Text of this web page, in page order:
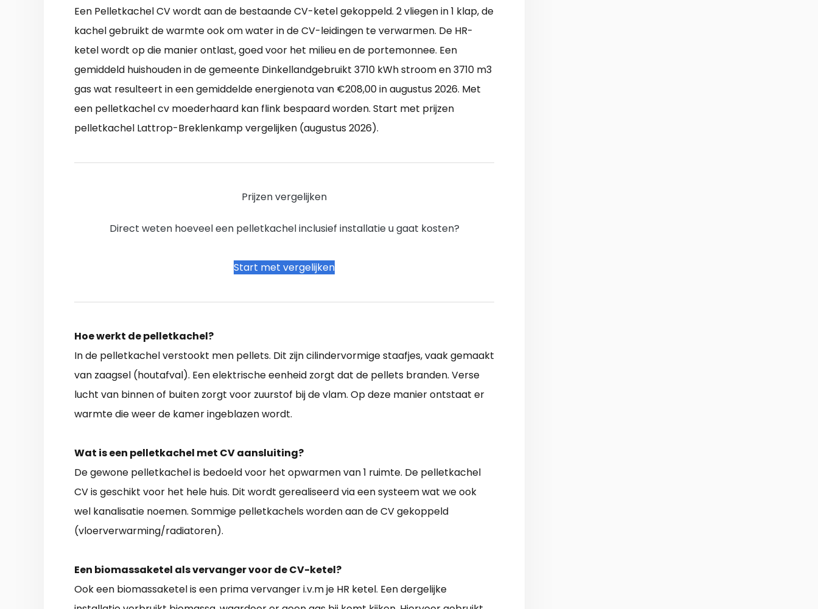
Een Pelletkachel CV wordt aan de bestaande CV-ketel gekoppeld. 2 vliegen in 1 klap, de
kachel gebruikt de warmte ook om water in de CV-leidingen te verwarmen. De HR-
ketel wordt op die manier ontlast, goed voor het milieu en de portemonnee. Een
gemiddeld huishouden in de gemeente Dinkellandgebruikt 3710 kWh stroom en 3710 m3
gas wat resulteert in een gemiddelde energienota van €208,00 in augustus 2026. Met
een pelletkachel cv moederhaard kan flink bespaard worden. Start met prijzen
pelletkachel Lattrop-Breklenkamp vergelijken (augustus 2026).
Prijzen vergelijken
Direct weten hoeveel een pelletkachel inclusief installatie u gaat kosten?
Start met vergelijken
Hoe werkt de pelletkachel?
In de pelletkachel verstookt men pellets. Dit zijn cilindervormige staafjes, vaak gemaakt
van zaagsel (houtafval). Een elektrische eenheid zorgt dat de pellets branden. Verse
lucht van binnen of buiten zorgt voor zuurstof bij de vlam. Op deze manier ontstaat er
warmte die weer de kamer ingeblazen wordt.
Wat is een pelletkachel met CV aansluiting?
De gewone pelletkachel is bedoeld voor het opwarmen van 1 ruimte. De pelletkachel
CV is geschikt voor het hele huis. Dit wordt gerealiseerd via een systeem wat we ook
wel kanalisatie noemen. Sommige pelletkachels worden aan de CV gekoppeld
(vloerverwarming/radiatoren).
Een biomassaketel als vervanger voor de CV-ketel?
Ook een biomassaketel is een prima vervanger i.v.m je HR ketel. Een dergelijke